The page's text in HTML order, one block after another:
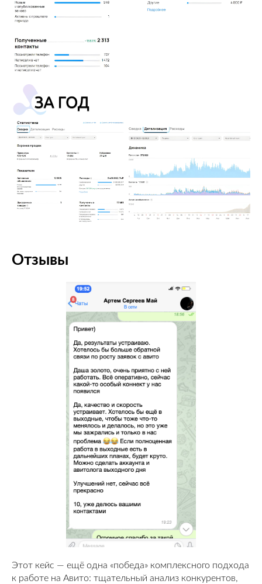
Отзывы
Этот кейс — ещё одна «победа» комплексного подхода
к работе на Авито: тщательный анализ конкурентов,